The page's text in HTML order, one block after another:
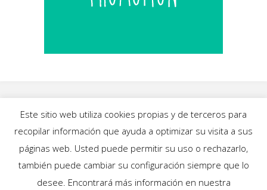
GALERÍAS
QUIÉNES SOMOS
Este sitio web utiliza cookies propias y de terceros para
recopilar información que ayuda a optimizar su visita a sus
páginas web. Usted puede permitir su uso o rechazarlo,
también puede cambiar su configuración siempre que lo
desee. Encontrará más información en nuestra